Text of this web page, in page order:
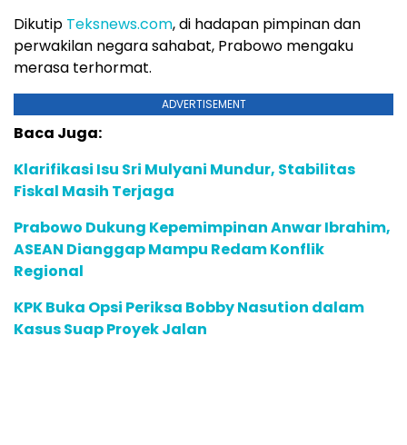
Dikutip Teksnews.com, di hadapan pimpinan dan
perwakilan negara sahabat, Prabowo mengaku
merasa terhormat.
ADVERTISEMENT
Baca Juga:
Klarifikasi Isu Sri Mulyani Mundur, Stabilitas
Fiskal Masih Terjaga
Prabowo Dukung Kepemimpinan Anwar Ibrahim,
ASEAN Dianggap Mampu Redam Konflik
Regional
KPK Buka Opsi Periksa Bobby Nasution dalam
Kasus Suap Proyek Jalan